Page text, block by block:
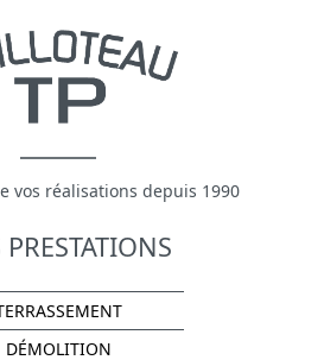
vos réalisations depuis 1990
DÉMOLITION